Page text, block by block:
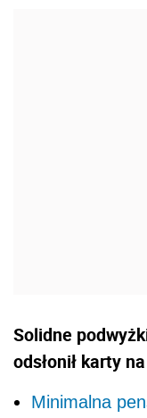
Solidne
odsłonił karty
Minimalna